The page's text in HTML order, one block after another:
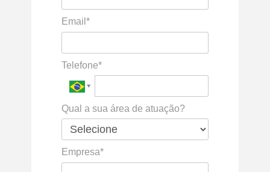
Email*
Telefone*
Qual a sua área de atuação?
Empresa*